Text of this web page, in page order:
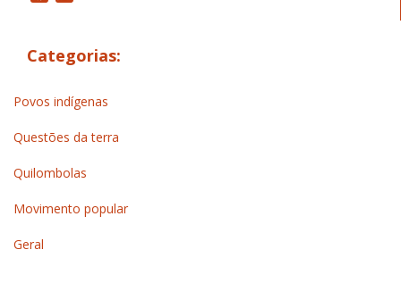
Categorias:
Povos indígenas
Questões da terra
Quilombolas
Movimento popular
Geral